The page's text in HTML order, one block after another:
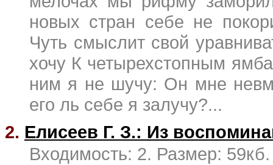
новых стран себе не
Чуть смыслит свой
хочу К четырехстопным
ним я не шучу: Он мне
его ль себе я залучу?...
2. Елисеев Г. З.: Из
Входимость: 2. Размер: 59кб.